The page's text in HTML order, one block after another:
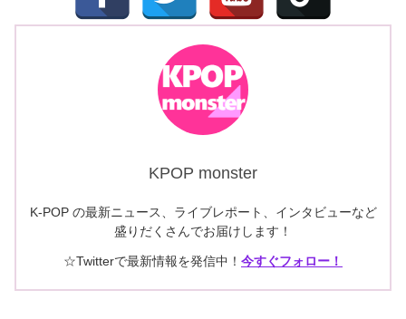
KPOP monster
K-POP の最新ニュース、ライブレポート、インタビューなど
盛りだくさんでお届けします！
☆Twitterで最新情報を発信中！ 今すぐフォロー！